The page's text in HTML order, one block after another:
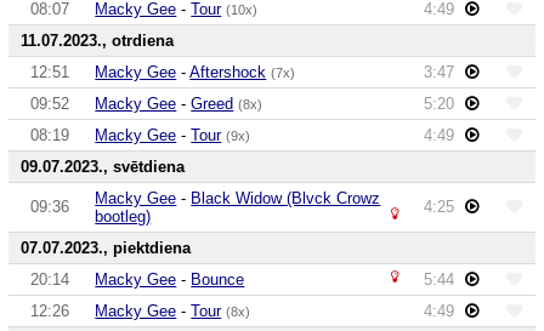
08:07
Macky Gee -Tour (10x)
4:49
11.07.2023., otrdiena
12:51
Macky Gee -Aftershock (7x)
3:47
09:52
Macky Gee -Greed (8x)
5:20
08:19
Macky Gee -Tour (9x)
4:49
09.07.2023., svētdiena
09:36 Macky Gee - Black Widow (Blvck Crowz
bootleg)
4:25
07.07.2023., piektdiena
20:14
Macky Gee - Bounce
5:44
12:26
Macky Gee -Tour (8x)
4:49